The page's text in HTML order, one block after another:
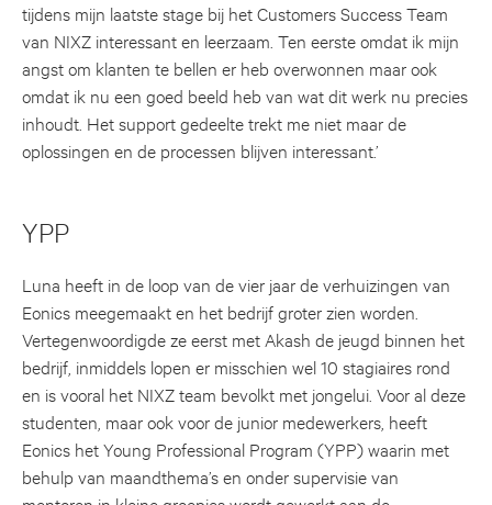
tijdens mijn laatste stage bij het Customers Success Team
van NIXZ interessant en leerzaam. Ten eerste omdat ik mijn
angst om klanten te bellen er heb overwonnen maar ook
omdat ik nu een goed beeld heb van wat dit werk nu precies
inhoudt. Het support gedeelte trekt me niet maar de
oplossingen en de processen blijven interessant.’
YPP
Luna heeft in de loop van de vier jaar de verhuizingen van
Eonics meegemaakt en het bedrijf groter zien worden.
Vertegenwoordigde ze eerst met Akash de jeugd binnen het
bedrijf, inmiddels lopen er misschien wel 10 stagiaires rond
en is vooral het NIXZ team bevolkt met jongelui. Voor al deze
studenten, maar ook voor de junior medewerkers, heeft
Eonics het Young Professional Program (YPP) waarin met
behulp van maandthema’s en onder supervisie van